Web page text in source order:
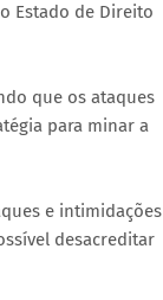
Estado de Direito
que os ataques
para minar a
e intimidações
desacreditar